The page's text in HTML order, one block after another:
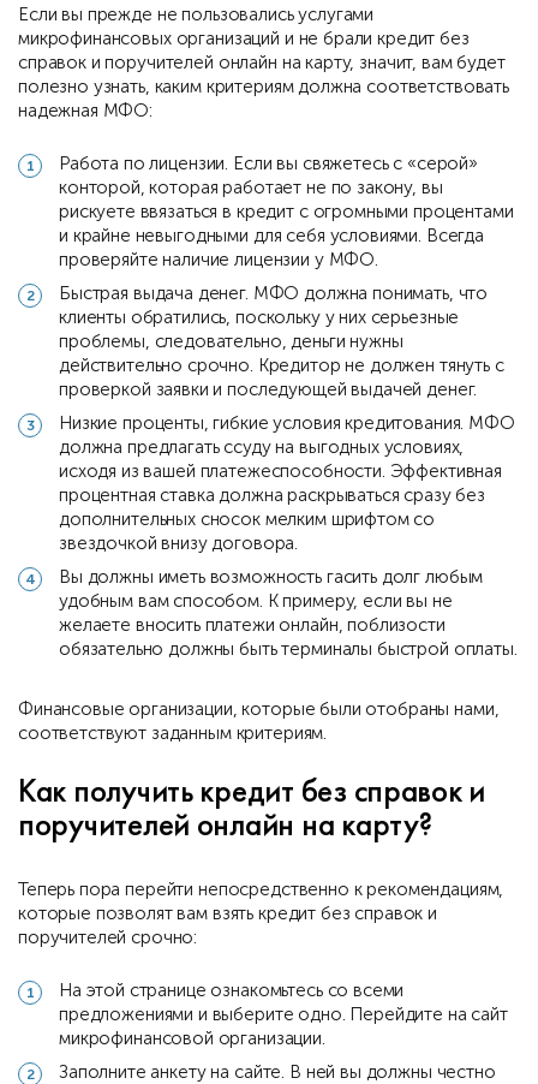
Если вы прежде не пользовались услугами
микрофинансовых организаций и не брали кредит без
справок и поручителей онлайн на карту, значит, вам будет
полезно узнать, каким критериям должна соответствовать
надежная МФО:
Работа по лицензии. Если вы свяжетесь с «серой»
конторой, которая работает не по закону, вы
рискуете ввязаться в кредит с огромными процентами
и крайне невыгодными для себя условиями. Всегда
проверяйте наличие лицензии у МФО.
Быстрая выдача денег. МФО должна понимать, что
клиенты обратились, поскольку у них серьезные
проблемы, следовательно, деньги нужны
действительно срочно. Кредитор не должен тянуть с
проверкой заявки и последующей выдачей денег.
Низкие проценты, гибкие условия кредитования. МФО
должна предлагать ссуду на выгодных условиях,
исходя из вашей платежеспособности. Эффективная
процентная ставка должна раскрываться сразу без
дополнительных сносок мелким шрифтом со
звездочкой внизу договора.
Вы должны иметь возможность гасить долг любым
удобным вам способом. К примеру, если вы не
желаете вносить платежи онлайн, поблизости
обязательно должны быть терминалы быстрой оплаты.
Финансовые организации, которые были отобраны нами,
соответствуют заданным критериям.
Как получить кредит без справок и
поручителей онлайн на карту?
Теперь пора перейти непосредственно к рекомендациям,
которые позволят вам взять кредит без справок и
поручителей срочно:
На этой странице ознакомьтесь со всеми
предложениями и выберите одно. Перейдите на сайт
микрофинансовой организации.
Заполните анкету на сайте. В ней вы должны честно